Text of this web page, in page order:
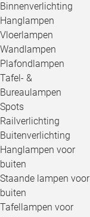
Binnenverlichting
Hanglampen
Vloerlampen
Wandlampen
Plafondlampen
Tafel- &
Bureaulampen
Spots
Railverlichting
Buitenverlichting
Hanglampen voor
buiten
Staande lampen voor
buiten
Tafellampen voor